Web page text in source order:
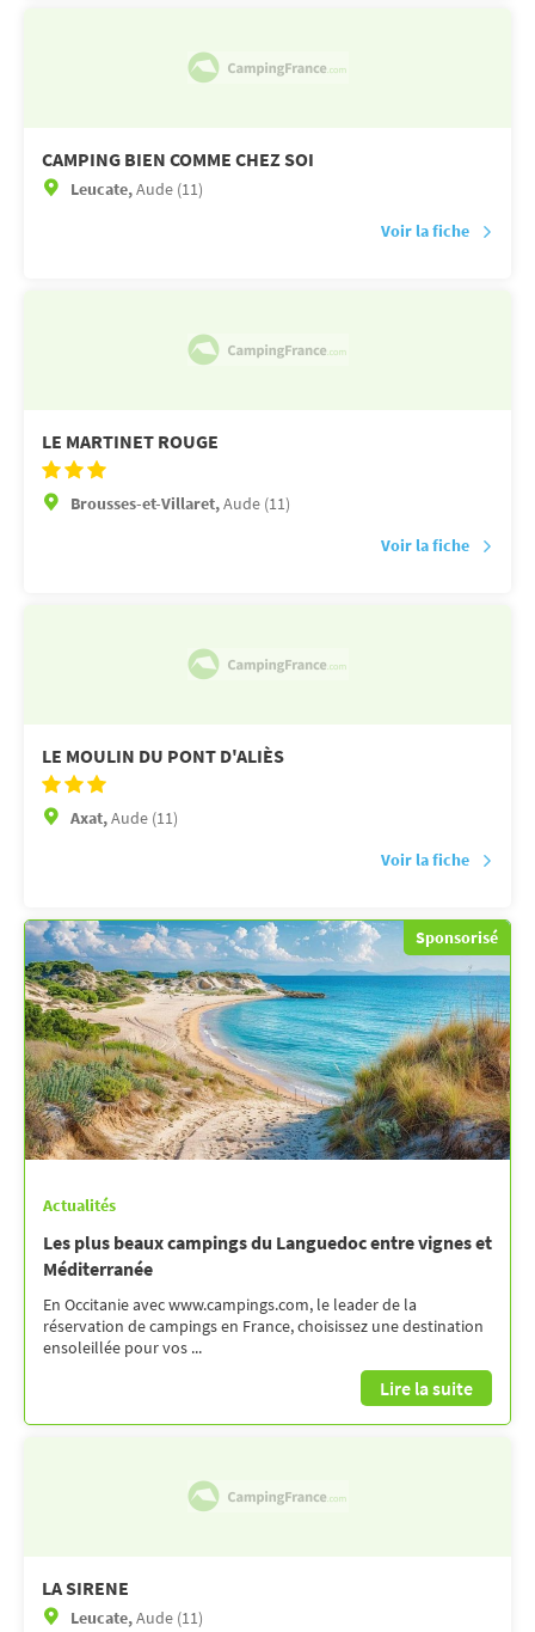
CAMPING BIEN COMME CHEZ SOI
Leucate,Aude (11)
Voir la fiche
LE MARTINET ROUGE
Brousses-et-Villaret,Aude (11)
Voir la fiche
LE MOULIN DU PONT D'ALIÈS
Axat,Aude (11)
Voir la fiche
Sponsorisé
Actualités
Les plus beaux campings du Languedoc entre vignes et
Méditerranée
En Occitanie avec www.campings.com, le leader de la
réservation de campings en France, choisissez une destination
ensoleillée pour vos ...
Lire la suite
LA SIRENE
Leucate,Aude (11)